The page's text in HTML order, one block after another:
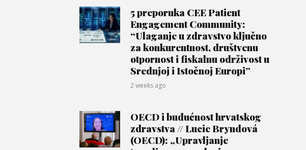
5 preporuka CEE Patient
Engagement Community:
“Ulaganje u zdravstvo ključno
za konkurentnost, društvenu
otpornost i fiskalnu održivost u
Srednjoj i Istočnoj Europi”
2 weeks ago
OECD i budućnost hrvatskog
zdravstva // Lucie Bryndová
(OECD): „Upravljanje